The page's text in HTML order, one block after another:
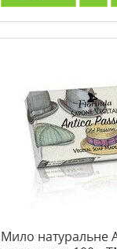
Мило натуральне